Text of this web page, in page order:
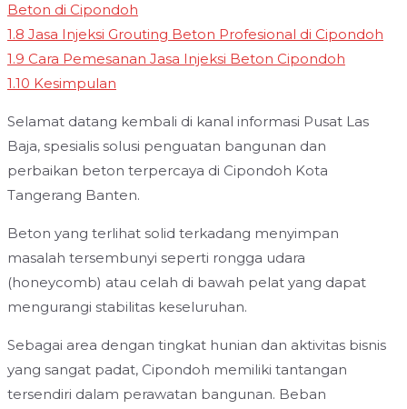
Beton di Cipondoh
1.8 Jasa Injeksi Grouting Beton Profesional di Cipondoh
1.9 Cara Pemesanan Jasa Injeksi Beton Cipondoh
1.10 Kesimpulan
Selamat datang kembali di kanal informasi Pusat Las
Baja, spesialis solusi penguatan bangunan dan
perbaikan beton terpercaya di Cipondoh Kota
Tangerang Banten.
Beton yang terlihat solid terkadang menyimpan
masalah tersembunyi seperti rongga udara
(honeycomb) atau celah di bawah pelat yang dapat
mengurangi stabilitas keseluruhan.
Sebagai area dengan tingkat hunian dan aktivitas bisnis
yang sangat padat, Cipondoh memiliki tantangan
tersendiri dalam perawatan bangunan. Beban